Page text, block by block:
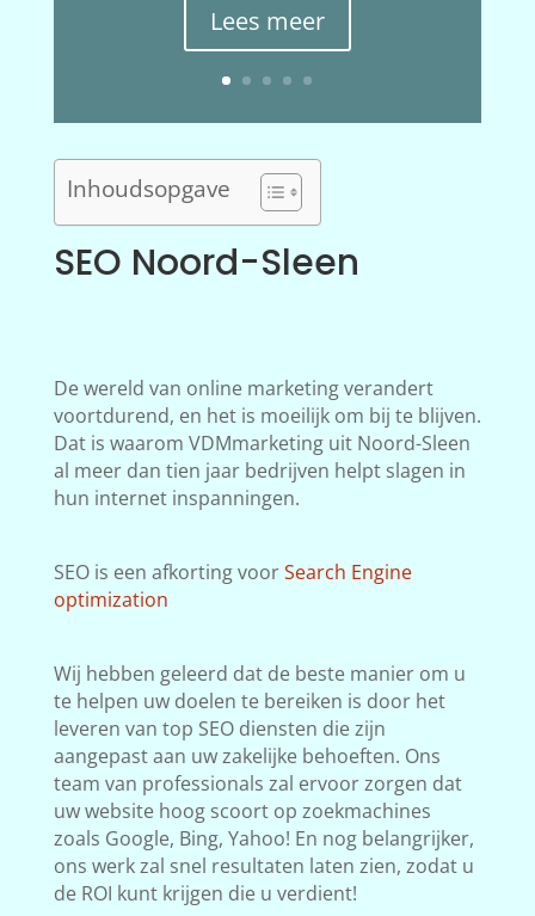
Lees meer
Inhoudsopgave
SEO Noord-Sleen
De wereld van online marketing verandert
voortdurend, en het is moeilijk om bij te blijven.
Dat is waarom VDMmarketing uit Noord-Sleen
al meer dan tien jaar bedrijven helpt slagen in
hun internet inspanningen.
SEO is een afkorting voorSearch Engine
optimization
Wij hebben geleerd dat de beste manier om u
te helpen uw doelen te bereiken is door het
leveren van top SEO diensten die zijn
aangepast aan uw zakelijke behoeften. Ons
team van professionals zal ervoor zorgen dat
uw website hoog scoort op zoekmachines
zoals Google, Bing, Yahoo! En nog belangrijker,
ons werk zal snel resultaten laten zien, zodat u
de ROI kunt krijgen die u verdient!